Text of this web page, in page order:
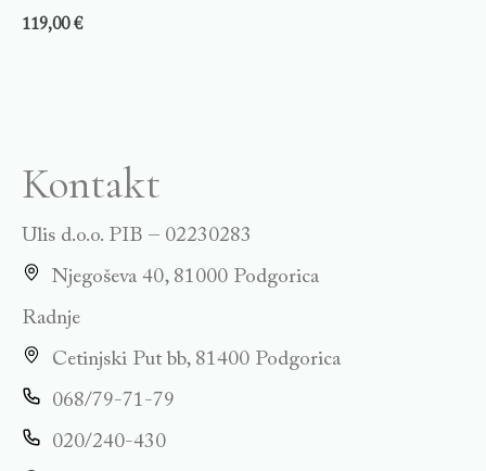
119,00€
Kontakt
Ulis d.o.o. PIB – 02230283
Njegoševa 40, 81000 Podgorica
Radnje
Cetinjski Put bb, 81400 Podgorica
068/79-71-79
020/240-430